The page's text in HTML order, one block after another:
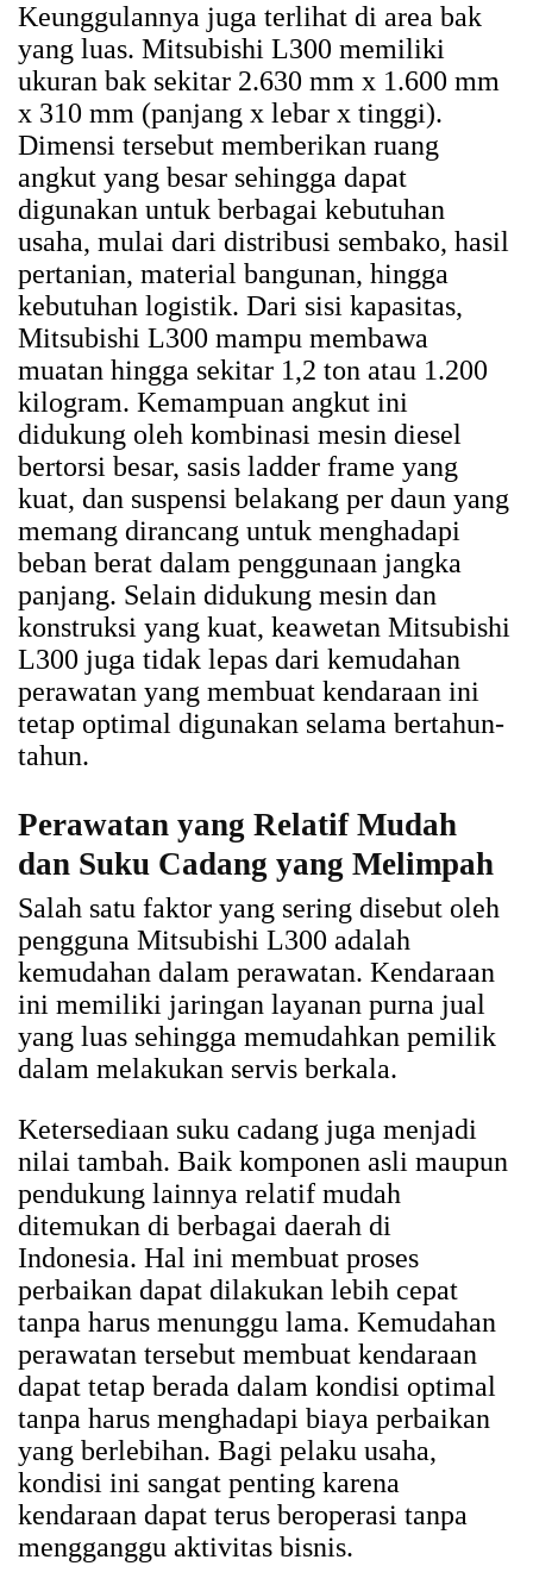
Keunggulannya juga terlihat di area bak
yang luas. Mitsubishi L300 memiliki
ukuran bak sekitar 2.630 mm x 1.600 mm
x 310 mm (panjang x lebar x tinggi).
Dimensi tersebut memberikan ruang
angkut yang besar sehingga dapat
digunakan untuk berbagai kebutuhan
usaha, mulai dari distribusi sembako, hasil
pertanian, material bangunan, hingga
kebutuhan logistik. Dari sisi kapasitas,
Mitsubishi L300 mampu membawa
muatan hingga sekitar 1,2 ton atau 1.200
kilogram. Kemampuan angkut ini
didukung oleh kombinasi mesin diesel
bertorsi besar, sasis ladder frame yang
kuat, dan suspensi belakang per daun yang
memang dirancang untuk menghadapi
beban berat dalam penggunaan jangka
panjang. Selain didukung mesin dan
konstruksi yang kuat, keawetan Mitsubishi
L300 juga tidak lepas dari kemudahan
perawatan yang membuat kendaraan ini
tetap optimal digunakan selama bertahun-
tahun.
Perawatan yang Relatif Mudah
dan Suku Cadang yang Melimpah
Salah satu faktor yang sering disebut oleh
pengguna Mitsubishi L300 adalah
kemudahan dalam perawatan. Kendaraan
ini memiliki jaringan layanan purna jual
yang luas sehingga memudahkan pemilik
dalam melakukan servis berkala.
Ketersediaan suku cadang juga menjadi
nilai tambah. Baik komponen asli maupun
pendukung lainnya relatif mudah
ditemukan di berbagai daerah di
Indonesia. Hal ini membuat proses
perbaikan dapat dilakukan lebih cepat
tanpa harus menunggu lama. Kemudahan
perawatan tersebut membuat kendaraan
dapat tetap berada dalam kondisi optimal
tanpa harus menghadapi biaya perbaikan
yang berlebihan. Bagi pelaku usaha,
kondisi ini sangat penting karena
kendaraan dapat terus beroperasi tanpa
mengganggu aktivitas bisnis.